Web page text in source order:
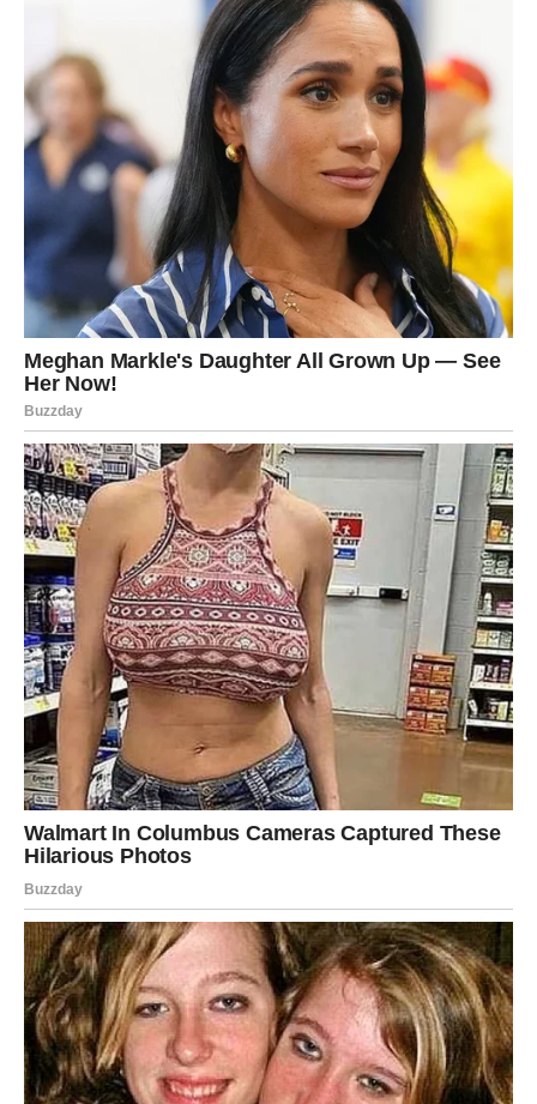
Slobodni Rakovi mogu upoznati osobu koja im budi
osećaj poznatosti, kao da se znate oduvek. Ovo je susret
koji može imati snažnu karmičku notu. Ne ignoriši
intuiciju – ona te vodi ka onome što ti je potrebno, a ne
samo ka onome što želiš.
LAV
Lav u naredna tri dana želi da bude voljen, viđen i cenjen.
Ako si u vezi, važno je da ne tražiš pažnju kroz dramu,
već kroz iskren razgovor. Partner možda ne pokazuje
emocije na način koji ti očekuješ, ali to ne znači da ih
nema. Malo strpljenja može doneti veliko razumevanje.
Slobodni Lavovi mogu ući u flert koji vrlo brzo prerasta u
nešto ozbiljnije. Privlačnost je jaka, ali iza nje stoji i
mogućnost dublje povezanosti. Ovo je vreme kada se
vraća tvoje samopouzdanje i osećaj lične vrednosti.
Ljubav dolazi onda kada se ponovo zaljubiš u sebe.
DEVICA
Device ulaze u period emotivne jasnoće. Ako si u vezi,
shvataš šta želiš, a šta više ne možeš da tolerišeš.
Mogući su ozbiljni razgovori koji vode ka stabilnijem
odnosu ili ka odluci da se krene različitim putevima. U
oba slučaja, ovo je oslobađajući period.
Slobodne Device mogu upoznati osobu koja ih mentalno i
emotivno stimuliše. Razgovori su dugi, zanimljivi i puni
razumevanja. Ovo je ljubav koja počinje u glavi, ali se vrlo
brzo spušta u srce. Ne analiziraj previše – ponekad je
dovoljno samo osećati.